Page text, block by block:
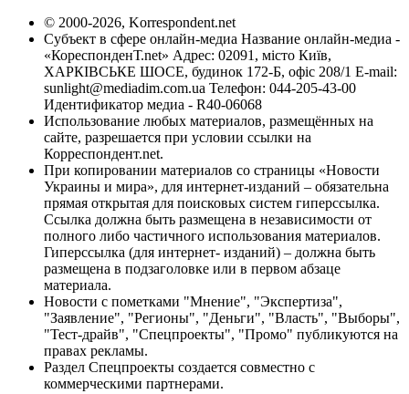
© 2000-2026, Korrespondent.net
Субъект в сфере онлайн-медиа Название онлайн-медиа -
«КореспонденТ.net» Адрес: 02091, місто Київ,
ХАРКІВСЬКЕ ШОСЕ, будинок 172-Б, офіс 208/1 E-mail:
sunlight@mediadim.com.ua Телефон: 044-205-43-00
Идентификатор медиа - R40-06068
Использование любых материалов, размещённых на
сайте, разрешается при условии ссылки на
Корреспондент.net.
При копировании материалов со страницы «Новости
Украины и мира», для интернет-изданий – обязательна
прямая открытая для поисковых систем гиперссылка.
Ссылка должна быть размещена в независимости от
полного либо частичного использования материалов.
Гиперссылка (для интернет- изданий) – должна быть
размещена в подзаголовке или в первом абзаце
материала.
Новости с пометками "Мнение", "Экспертиза",
"Заявление", "Регионы", "Деньги", "Власть", "Выборы",
"Тест-драйв", "Спецпроекты", "Промо" публикуются на
правах рекламы.
Раздел Спецпроекты создается совместно с
коммерческими партнерами.